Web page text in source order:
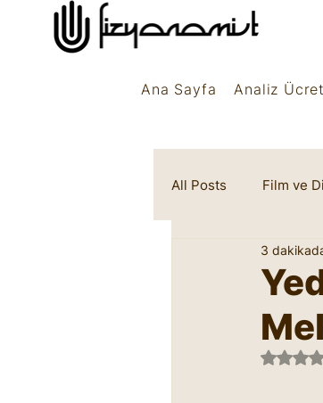
Ana Sayfa Analiz
All Posts Film ve
Rüya Sembolleri
3
5